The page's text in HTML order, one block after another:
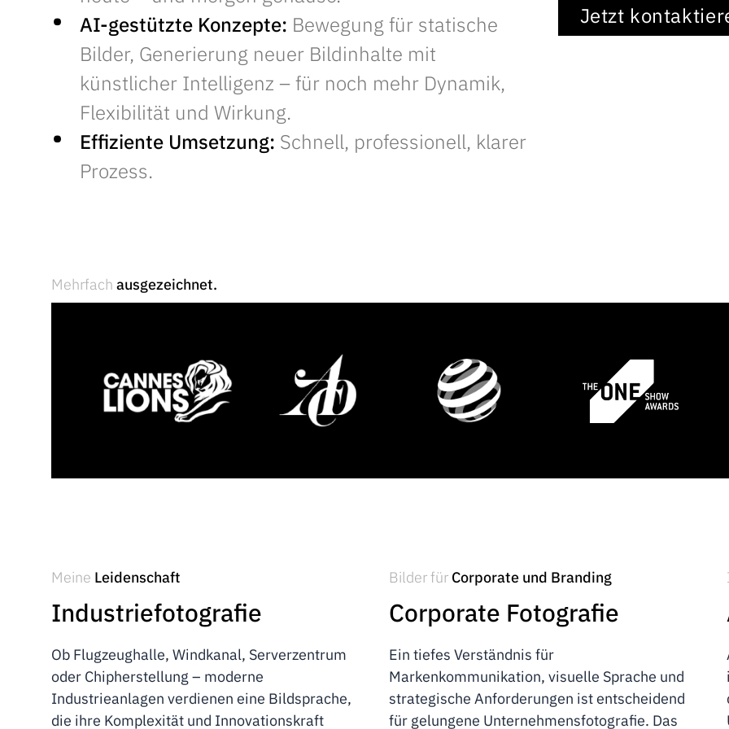
AI-gestützte Konzepte: Bewegung für statische
Bilder, Generierung neuer Bildinhalte mit
künstlicher Intelligenz – für noch mehr Dynamik,
Flexibilität und Wirkung.
Effiziente Umsetzung: Schnell, professionell, klarer
Prozess.
Jetzt
Mehrfach ausgezeichnet.
Meine Leidenschaft
Industriefotografie
Ob Flugzeughalle, Windkanal, Serverzentrum
oder Chipherstellung – moderne
Industrieanlagen verdienen eine Bildsprache,
die ihre Komplexität und Innovationskraft
Bilder für Corporate und Branding
Corporate Fotografie
Ein tiefes Verständnis für
Markenkommunikation, visuelle Sprache und
strategische Anforderungen ist entscheidend
für gelungene Unternehmensfotografie. Das